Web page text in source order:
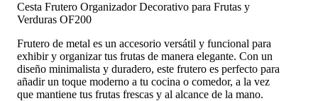
Cesta Frutero Organizador Decorativo para Frutas y
Verduras OF200
Frutero de metal es un accesorio versátil y funcional para
exhibir y organizar tus frutas de manera elegante. Con un
diseño minimalista y duradero, este frutero es perfecto para
añadir un toque moderno a tu cocina o comedor, a la vez
que mantiene tus frutas frescas y al alcance de la mano.